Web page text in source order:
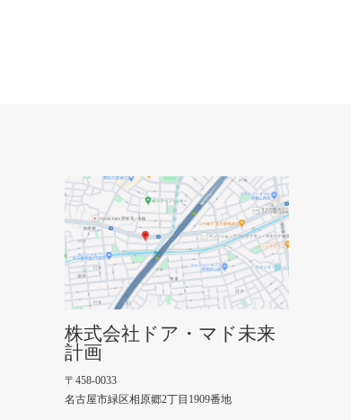
株式会社ドア・マド未来
計画
〒458-0033
名古屋市緑区相原郷2丁目1909番地